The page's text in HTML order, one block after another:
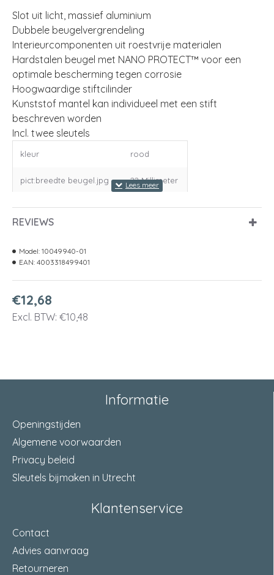
Slot uit licht, massief aluminium
Dubbele beugelvergrendeling
Interieurcomponenten uit roestvrije materialen
Hardstalen beugel met NANO PROTECT™ voor een
optimale bescherming tegen corrosie
Hoogwaardige stiftcilinder
Kunststof mantel kan individueel met een stift
beschreven worden
Incl. twee sleutels
kleur rood
pict:breedte beugel.jpg 22 Millimeter
pict:totale hoogte.jpg 62 Millimeter
pict:hoogte beugel.jpg
pict:diameter beugel1.jpg
REVIEWS
€12,68
Excl. BTW: €10,48
Model: 10049940-01
EAN: 4003318499401
Informatie
Openingstijden
Algemene voorwaarden
Privacy beleid
Sleutels bijmaken in Utrecht
Klantenservice
Contact
Advies aanvraag
Retourneren